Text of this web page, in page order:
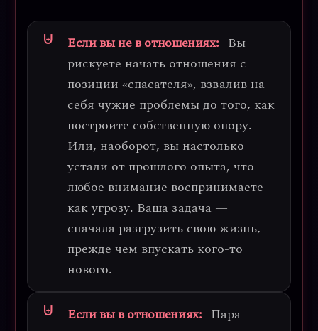
Если вы не в отношениях: Вы
рискуете начать отношения с
позиции «спасателя», взвалив на
себя чужие проблемы до того, как
построите собственную опору.
Или, наоборот, вы настолько
устали от прошлого опыта, что
любое внимание воспринимаете
как угрозу. Ваша задача —
сначала разгрузить свою жизнь,
прежде чем впускать кого-то
нового.
Если вы в отношениях: Пара